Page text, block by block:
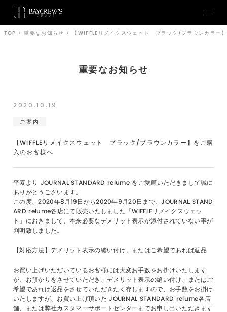
TOP >重要なお知らせ > 【WIFFLEリメイクスウェット ブラック/ブラウンカラー
重要なお知らせ
2020.10.19
ご案内
【WIFFLEリメイクスウェット ブラック/ブラウンカラー】をご購
入のお客様へ
平素より JOURNAL STANDARD relume をご愛顧いただきまして誠に
ありがとうございます。
この度、2020年8月19日から2020年9月20日まで、JOURNAL STAND
ARD relume各店にて販売いたしました「WIFFLEリメイクスウェッ
ト」におきまして、本来必要なデメリット表示が添付されていない事が
判明致しました。
【対応方法】デメリット表示の縫い付け、またはご希望であれば返品
お買い上げいただいているお客様には大変お手数をお掛けいたします
が、お預かりをさせていただき、デメリット表示の縫い付け、またはご
希望であれば返品をさせていただきたく存じますので、お手数をお掛け
いたしますが、お買い上げ頂いた JOURNAL STANDARD relume各店
舗、または弊社カスタマーサポートセンターまでお申し出いただきます